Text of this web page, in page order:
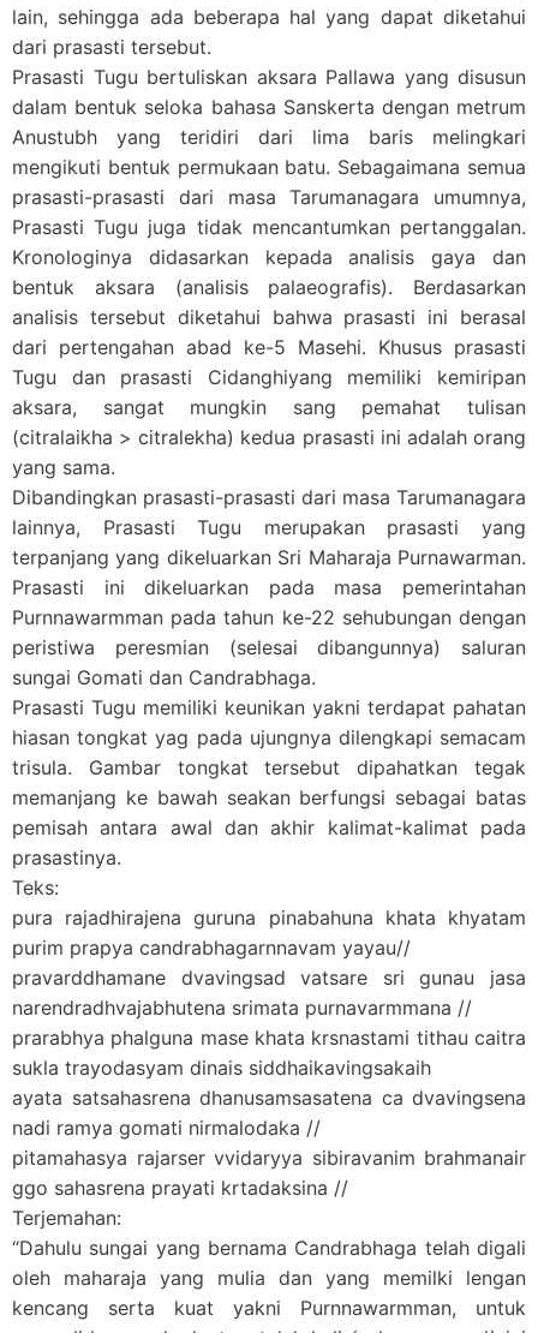
lain, sehingga ada beberapa hal yang dapat diketahui
dari prasasti tersebut.
Prasasti Tugu bertuliskan aksara Pallawa yang disusun
dalam bentuk seloka bahasa Sanskerta dengan metrum
Anustubh yang teridiri dari lima baris melingkari
mengikuti bentuk permukaan batu. Sebagaimana semua
prasasti-prasasti dari masa Tarumanagara umumnya,
Prasasti Tugu juga tidak mencantumkan pertanggalan.
Kronologinya didasarkan kepada analisis gaya dan
bentuk aksara (analisis palaeografis). Berdasarkan
analisis tersebut diketahui bahwa prasasti ini berasal
dari pertengahan abad ke-5 Masehi. Khusus prasasti
Tugu dan prasasti Cidanghiyang memiliki kemiripan
aksara, sangat mungkin sang pemahat tulisan
(citralaikha > citralekha) kedua prasasti ini adalah orang
yang sama.
Dibandingkan prasasti-prasasti dari masa Tarumanagara
lainnya, Prasasti Tugu merupakan prasasti yang
terpanjang yang dikeluarkan Sri Maharaja Purnawarman.
Prasasti ini dikeluarkan pada masa pemerintahan
Purnnawarmman pada tahun ke-22 sehubungan dengan
peristiwa peresmian (selesai dibangunnya) saluran
sungai Gomati dan Candrabhaga.
Prasasti Tugu memiliki keunikan yakni terdapat pahatan
hiasan tongkat yag pada ujungnya dilengkapi semacam
trisula. Gambar tongkat tersebut dipahatkan tegak
memanjang ke bawah seakan berfungsi sebagai batas
pemisah antara awal dan akhir kalimat-kalimat pada
prasastinya.
Teks:
pura rajadhirajena guruna pinabahuna khata khyatam
purim prapya candrabhagarnnavam yayau//
pravarddhamane dvavingsad vatsare sri gunau jasa
narendradhvajabhutena srimata purnavarmmana //
prarabhya phalguna mase khata krsnastami tithau caitra
sukla trayodasyam dinais siddhaikavingsakaih
ayata satsahasrena dhanusamsasatena ca dvavingsena
nadi ramya gomati nirmalodaka //
pitamahasya rajarser vvidaryya sibiravanim brahmanair
ggo sahasrena prayati krtadaksina //
Terjemahan:
“Dahulu sungai yang bernama Candrabhaga telah digali
oleh maharaja yang mulia dan yang memilki lengan
kencang serta kuat yakni Purnnawarmman, untuk